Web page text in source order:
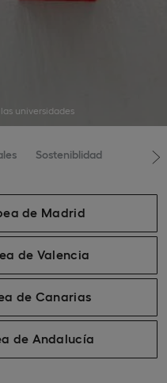
universidades
Sosteniblidad
de Madrid
de Valencia
de Canarias
de Andalucía